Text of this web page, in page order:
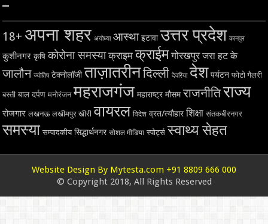
–
18+ अपना शहर अयोध्या आस्था इटावा उत्तर प्रदेश कानपुर
कुशीनगर कृषि कोरोना समस्या क्राइम क्राईम गोरखपुर जरा हट के
जालौन ज्योतिष टेक्नोलॉजी ताज़ातरीनदिल्ली देवरिया देश पर्यटन फोटो गैलरी
बस्ती बाल दर्पण मनोरंजन महराजगंज महाराष्ट्र मौसम राजनीतिराज्य
रोजगार लखनऊ लखीमपुर खीरी वायरल विदेश व्रत/त्यौहार शिक्षा संतकबीरनगर
समस्या सम्पादकीय सिद्धार्थनगर सोशल मीडिया स्पोर्ट्स स्वाथ्य सेहत
Website Design By Mytesta.com +91 8809 666 000
© Copyright 2018, All Rights Reserved